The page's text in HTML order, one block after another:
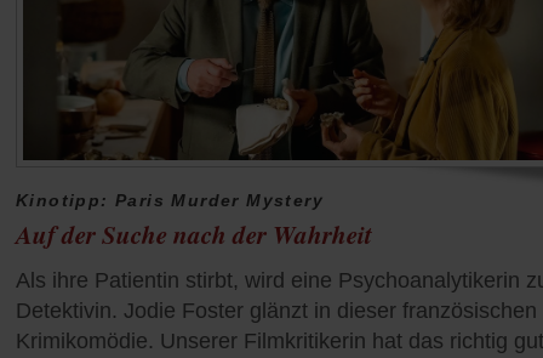
Kinotipp: Paris Murder Mystery
Auf der Suche nach der Wahrheit
Als ihre Patientin stirbt, wird eine Psychoanalytikerin
Detektivin. Jodie Foster glänzt in dieser französischen
Krimikomödie. Unserer Filmkritikerin hat das richtig